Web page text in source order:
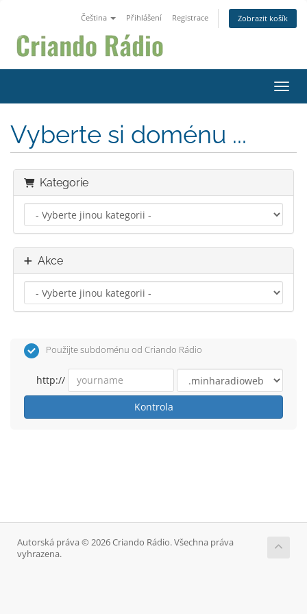
Čeština Přihlášení Registrace Zobrazit košík
Vyberte si doménu ...
Kategorie
Akce
Použijte subdoménu od Criando Rádio
http://
Kontrola
Autorská práva © 2026 Criando Rádio. Všechna práva
vyhrazena.